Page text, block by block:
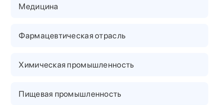
Медицина
Фармацевтическая отрасль
Химическая промышленность
Пищевая промышленность